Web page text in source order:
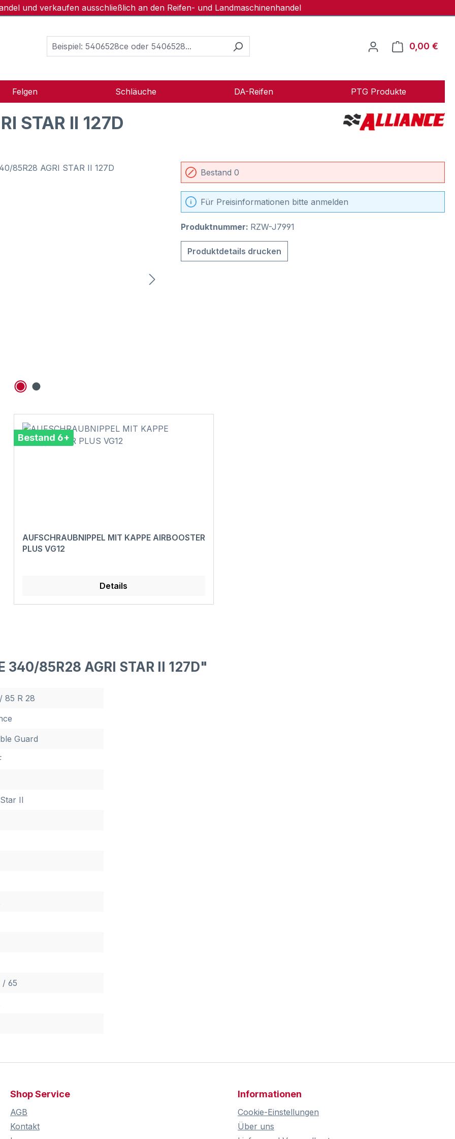
und verkaufen ausschließlich an den Reifen- und Landmaschinenhandel
0,00 €
Felgen Schläuche DA-Reifen PTG Produkte
STAR II 127D
Bestand 0
Für Preisinformationen bitte anmelden
Produktnummer: RZW-J7991
Produktdetails drucken
Bestand 6+
AUFSCHRAUBNIPPEL MIT KAPPE AIRBOOSTER
PLUS VG12
Details
85R28 AGRI STAR II 127D"
85 R 28
Guard
II
/ 65
Shop Service
AGB
Kontakt
Informationen
Cookie-Einstellungen
Über uns